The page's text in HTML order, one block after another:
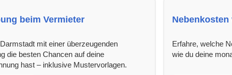
beim Vermieter
mit einer überzeugenden
die besten Chancen auf deine
hast – inklusive Mustervorlagen.
Nebenkosten
Erfahre, welche
wie du deine